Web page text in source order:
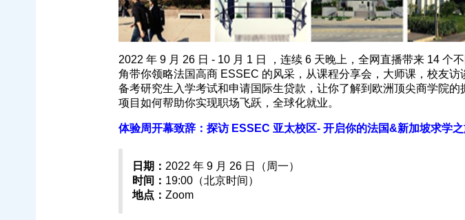
2022 年 9 月 26 日 - 10 月 1 日 ，连续 6 天晚上，全网直播带来 14 个
角带你领略法国高商 ESSEC 的风采，从课程分享会，大师课，校友访
备考研究生入学考试和申请国际生贷款，让你了解到欧洲顶尖商学院的
项目如何帮助你实现职场飞跃，全球化就业。
体验周开幕致辞：探访 ESSEC 亚太校区- 开启你的法国&新加坡求学
日期： 2022 年 9 月 26 日（周一）
时间： 19:00（北京时间）
地点： Zoom